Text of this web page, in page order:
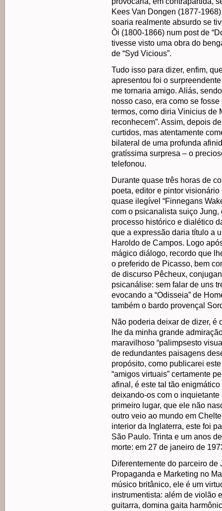
Kees Van Dongen (1877-
soaria realmente absurdo se
Ôi (1800-1866) num post de
tivesse visto uma obra do
de “Syd Vicious”.
Tudo isso para dizer, enfim,
apresentou foi o
me tornaria amigo. Aliás,
nosso caso, era como se fosse
termos, como diria Vinicius de
reconhecem”. Assim, depois
curtidos, mas atentamente
bilateral de uma profunda
gratíssima surpresa – o
telefonou.
Durante quase três horas de
poeta, editor e pintor
quase ilegível “Finnegans
com o psicanalista suiço
processo histórico e dialético
que a expressão daria título a
Haroldo de Campos. Logo
mágico diálogo, recordo que
o preferido de Picasso, bem
de discurso Pêcheux,
psicanálise: sem falar de uns
evocando a “Odisseia” de
também o bardo provençal
Não poderia deixar de dizer, é
lhe da minha grande
maravilhoso “palimpsesto
de redundantes paisagens
propósito, como publicarei
“amigos virtuais” certamente
afinal, é este tal tão
deixando-os com o
primeiro lugar, que ele não
outro veio ao mundo em
interior da Inglaterra, este foi
São Paulo. Trinta e um anos
morte: em 27 de janeiro de
Diferentemente do parceiro
Propaganda e Marketing no
músico britânico, ele é um
instrumentista: além de violão
guitarra, domina gaita